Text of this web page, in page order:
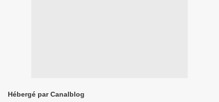
Hébergé par Canalblog